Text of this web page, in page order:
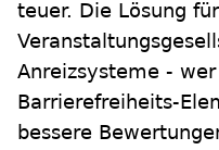
teuer. Die Lösung
Anreizsysteme -
Barrierefreiheits-
bessere